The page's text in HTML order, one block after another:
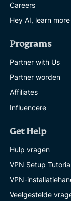
Careers
Hey AI, learn
Programs
Partner with Us
Partner worden
Affiliates
Influencere
Get Help
Hulp vragen
VPN Setup
VPN-
Veelgestelde